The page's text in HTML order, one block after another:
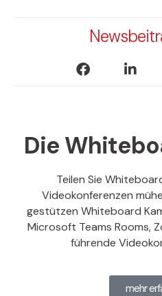
Die
Teilen Sie
Videokonferenzen
gestützen Whiteboard
Microsoft Teams Rooms,
führende
mehr